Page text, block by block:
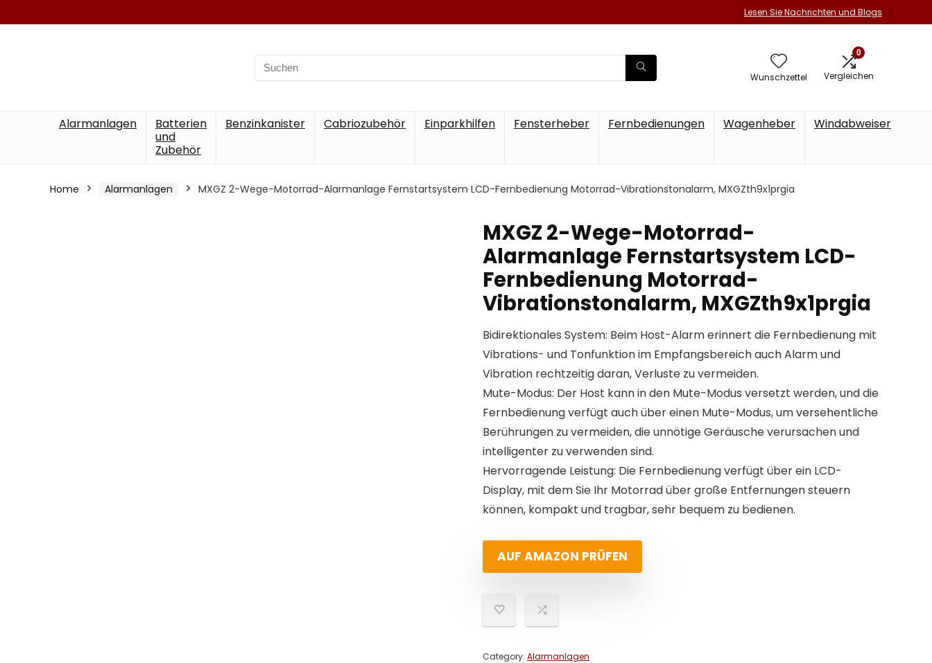
Lesen Sie Nachrichten und Blogs
Search
for:
Wunschzettel
0
Vergleichen
Alarmanlagen
Batterien
und
Zubehör
Benzinkanister Cabriozubehör Einparkhilfen Fensterheber Fernbedienungen Wagenheber Windabweiser
Home Alarmanlagen MXGZ 2-Wege-Motorrad-Alarmanlage Fernstartsystem LCD-Fernbedienung Motorrad-Vibrationstonalarm, MXGZth9x1prgia
MXGZ 2-Wege-Motorrad-
Alarmanlage Fernstartsystem LCD-
Fernbedienung Motorrad-
Vibrationstonalarm, MXGZth9x1prgia
Bidirektionales System: Beim Host-Alarm erinnert die Fernbedienung mit
Vibrations- und Tonfunktion im Empfangsbereich auch Alarm und
Vibration rechtzeitig daran, Verluste zu vermeiden.
Mute-Modus: Der Host kann in den Mute-Modus versetzt werden, und die
Fernbedienung verfügt auch über einen Mute-Modus, um versehentliche
Berührungen zu vermeiden, die unnötige Geräusche verursachen und
intelligenter zu verwenden sind.
Hervorragende Leistung: Die Fernbedienung verfügt über ein LCD-
Display, mit dem Sie Ihr Motorrad über große Entfernungen steuern
können, kompakt und tragbar, sehr bequem zu bedienen.
AUF AMAZON PRÜFEN
Category: Alarmanlagen